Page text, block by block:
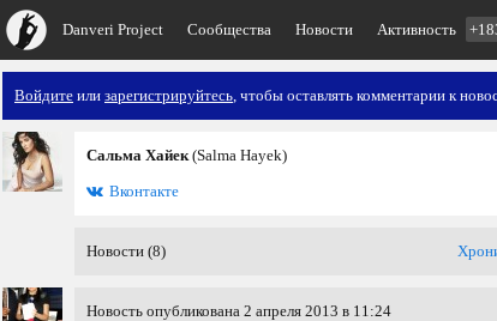
Danveri Project Сообщества Новости Активность
Войдите или зарегистрируйтесь, чтобы оставлять комментарии к
Сальма Хайек(Salma Hayek)
Вконтакте
Новости (8)
Новость опубликована 2 апреля 2013 в 11:24